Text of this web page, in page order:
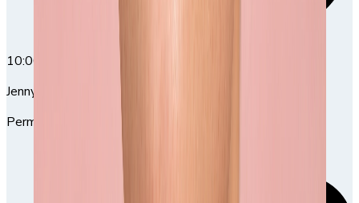
10:00
Jenny Ullmark
Permanent